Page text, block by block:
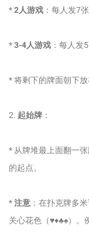
*2人游戏 ：每人发7张
*3-4人游戏 ：每人发5
* 将剩下的牌面朝下
2. 起始牌 ：
* 从牌堆最上面翻一
的起点。
*注意 ：在扑克牌多
关心花色（♥♦♣♠）。